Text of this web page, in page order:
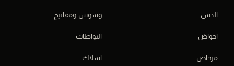
الدش
احواض
مرحاض
وشوش ومفاتيح
البواطات
اسلاك